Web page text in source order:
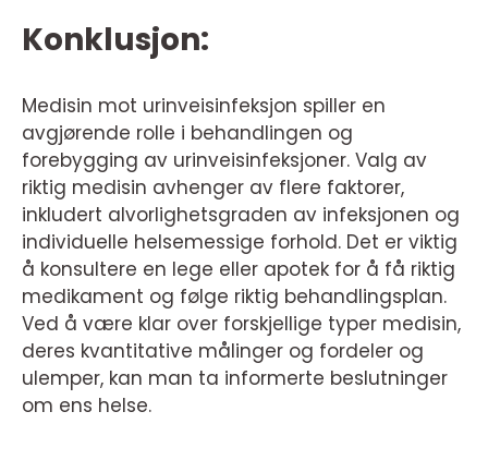
Konklusjon:
Medisin mot urinveisinfeksjon spiller en
avgjørende rolle i behandlingen og
forebygging av urinveisinfeksjoner. Valg av
riktig medisin avhenger av flere faktorer,
inkludert alvorlighetsgraden av infeksjonen og
individuelle helsemessige forhold. Det er viktig
å konsultere en lege eller apotek for å få riktig
medikament og følge riktig behandlingsplan.
Ved å være klar over forskjellige typer medisin,
deres kvantitative målinger og fordeler og
ulemper, kan man ta informerte beslutninger
om ens helse.